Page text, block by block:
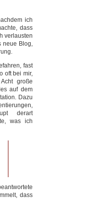
ich
dass
verlausten
neue Blog,
fast
oft bei mir,
große
auf dem
Dazu
derart
was ich
dass